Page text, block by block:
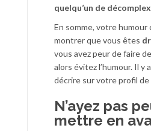
quelqu’un de
En somme, votre
montrer que vous êtes
vous avez peur de faire
alors évitez l’humour. Il y
décrire sur votre profil
N’ayez pas
mettre en